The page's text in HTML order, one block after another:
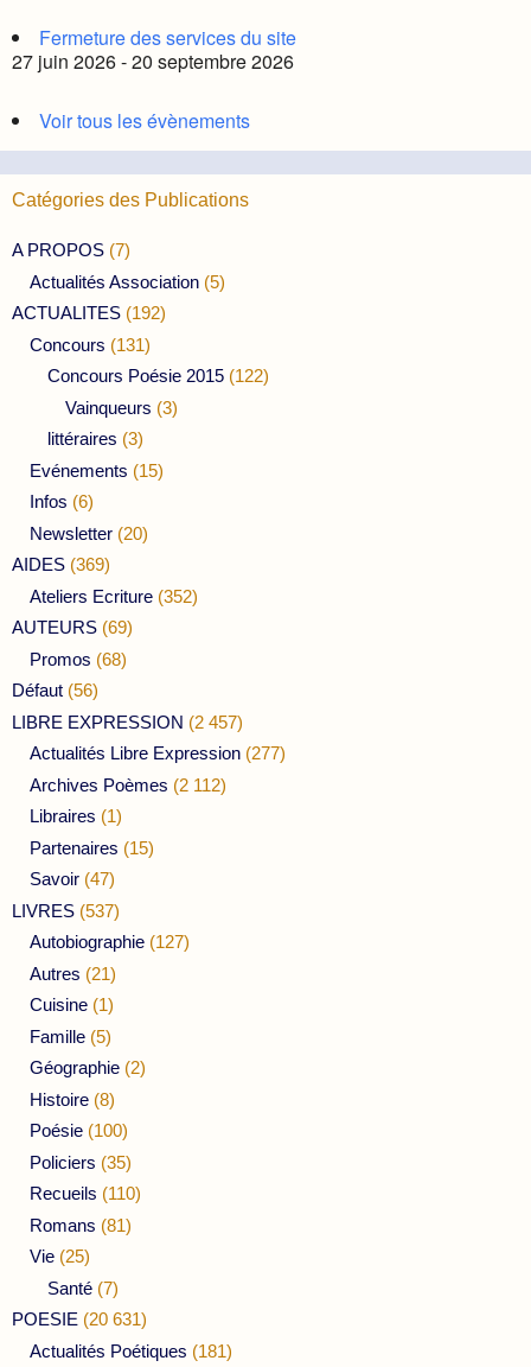
Fermeture des services du site
27 juin 2026 - 20 septembre 2026
Voir tous les évènements
Catégories des Publications
A PROPOS (7)
Actualités Association (5)
ACTUALITES (192)
Concours (131)
Concours Poésie 2015 (122)
Vainqueurs (3)
littéraires (3)
Evénements (15)
Infos (6)
Newsletter (20)
AIDES (369)
Ateliers Ecriture (352)
AUTEURS (69)
Promos (68)
Défaut (56)
LIBRE EXPRESSION (2 457)
Actualités Libre Expression (277)
Archives Poèmes (2 112)
Libraires (1)
Partenaires (15)
Savoir (47)
LIVRES (537)
Autobiographie (127)
Autres (21)
Cuisine (1)
Famille (5)
Géographie (2)
Histoire (8)
Poésie (100)
Policiers (35)
Recueils (110)
Romans (81)
Vie (25)
Santé (7)
POESIE (20 631)
Actualités Poétiques (181)